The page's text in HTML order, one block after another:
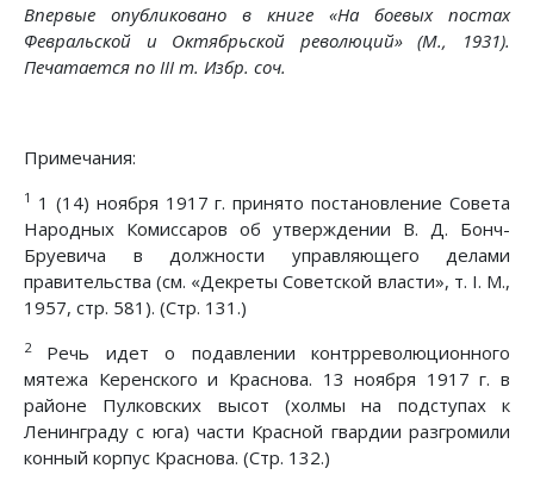
Впервые опубликовано в книге «На боевых постах
Февральской и Октябрьской революций» (М., 1931).
Печатается по III т. Избр. соч.
Примечания:
1 1 (14) ноября 1917 г. принято постановление Совета
Народных Комиссаров об утверждении В. Д. Бонч-
Бруевича в должности управляющего делами
правительства (см. «Декреты Советской власти», т. I. М.,
1957, стр. 581). (Стр. 131.)
2Речь идет о подавлении контрреволюционного
мятежа Керенского и Краснова. 13 ноября 1917 г. в
районе Пулковских высот (холмы на подступах к
Ленинграду с юга) части Красной гвардии разгромили
конный корпус Краснова. (Стр. 132.)